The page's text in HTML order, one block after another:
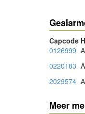
Capcode
0126999
0220183
2029574
Meer